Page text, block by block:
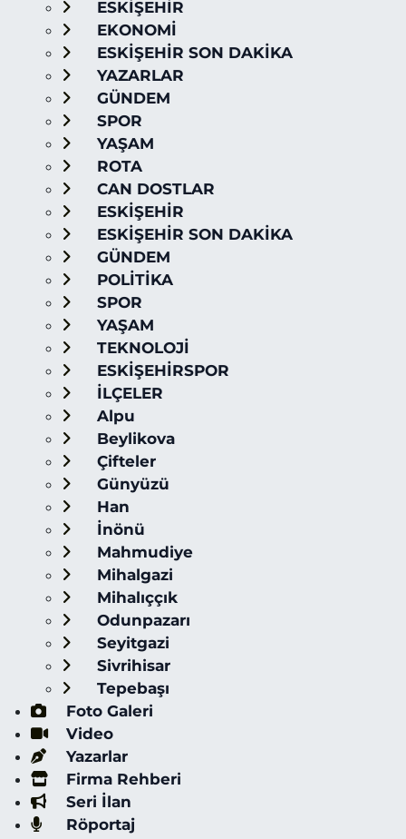
ESKİŞEHİR
EKONOMİ
ESKİŞEHİR SON DAKİKA
YAZARLAR
GÜNDEM
SPOR
YAŞAM
ROTA
CAN DOSTLAR
ESKİŞEHİR
ESKİŞEHİR SON DAKİKA
GÜNDEM
POLİTİKA
SPOR
YAŞAM
TEKNOLOJİ
ESKİŞEHİRSPOR
İLÇELER
Alpu
Beylikova
Çifteler
Günyüzü
Han
İnönü
Mahmudiye
Mihalgazi
Mihalıççık
Odunpazarı
Seyitgazi
Sivrihisar
Tepebaşı
Foto Galeri
Video
Yazarlar
Firma Rehberi
Seri İlan
Röportaj